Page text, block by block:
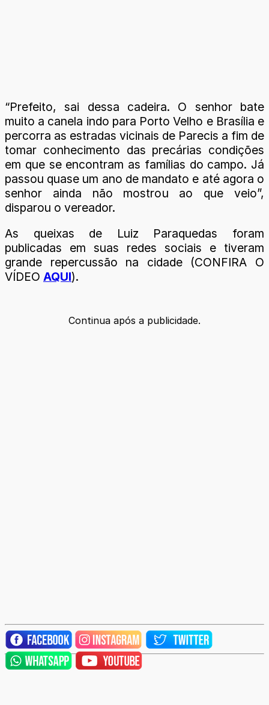
“Prefeito, sai dessa cadeira. O senhor bate
muito a canela indo para Porto Velho e Brasília e
percorra as estradas vicinais de Parecis a fim de
tomar conhecimento das precárias condições
em que se encontram as famílias do campo. Já
passou quase um ano de mandato e até agora o
senhor ainda não mostrou ao que veio”,
disparou o vereador.
As queixas de Luiz Paraquedas foram
publicadas em suas redes sociais e tiveram
grande repercussão na cidade (CONFIRA O
VÍDEO AQUI).
Continua após a publicidade.